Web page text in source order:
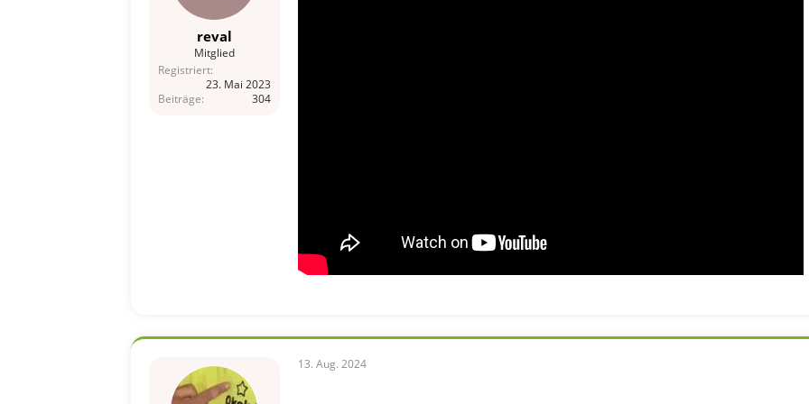
reval
Mitglied
Registriert
23. Mai 2023
Beiträge
304
13. Aug. 2024